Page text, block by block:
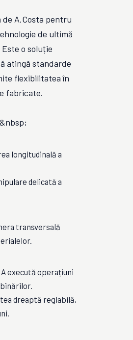
A.Costa pentru
de ultimă
o soluție
atingă standarde
flexibilitatea în
fabricate.
longitudinală a
delicată a
transversală
execută operațiuni
dreaptă reglabilă,